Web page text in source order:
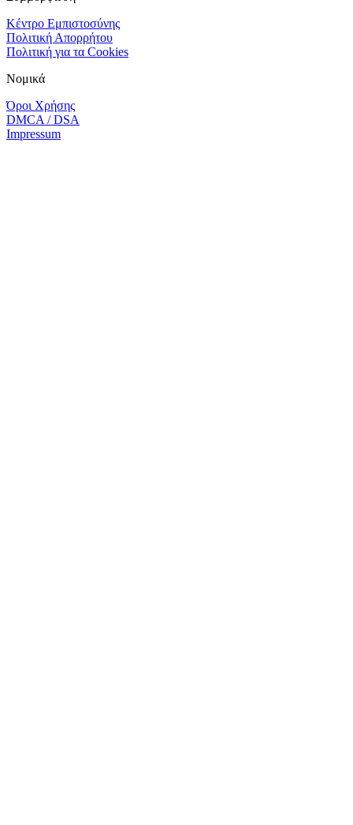
Κέντρο Εμπιστοσύνης
Πολιτική Απορρήτου
Πολιτική για τα Cookies
Νομικά
Όροι Χρήσης
DMCA / DSA
Impressum